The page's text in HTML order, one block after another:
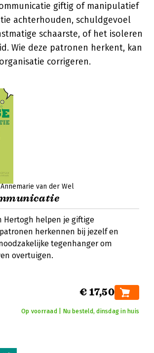
giftig of manipulatief
achterhouden, schuldgevoel
schaarste, of het isoleren
Wie deze patronen herkent, kan
corrigeren.
Annemarie van der Wel
Hertogh helpen je giftige
herkennen bij jezelf en
tegenhanger om
overtuigen.
€ 17,50
Op voorraad | Nu besteld, dinsdag in huis